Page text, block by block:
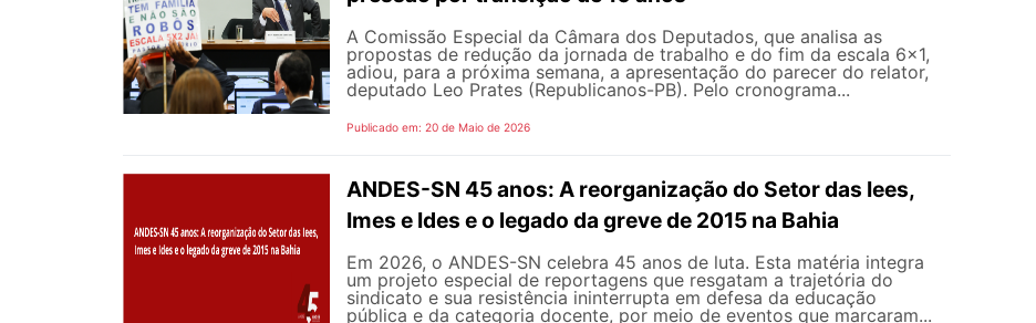
A Comissão Especial da Câmara dos Deputados, que analisa as
propostas de redução da jornada de trabalho e do fim da escala 6x1,
adiou, para a próxima semana, a apresentação do parecer do relator,
deputado Leo Prates (Republicanos-PB). Pelo cronograma...
Publicado em: 20 de Maio de 2026
ANDES-SN 45 anos: A reorganização do Setor das Iees,
Imes e Ides e o legado da greve de 2015 na Bahia
Em 2026, o ANDES-SN celebra 45 anos de luta. Esta matéria integra
um projeto especial de reportagens que resgatam a trajetória do
sindicato e sua resistência ininterrupta em defesa da educação
pública e da categoria docente, por meio de eventos que marcaram...